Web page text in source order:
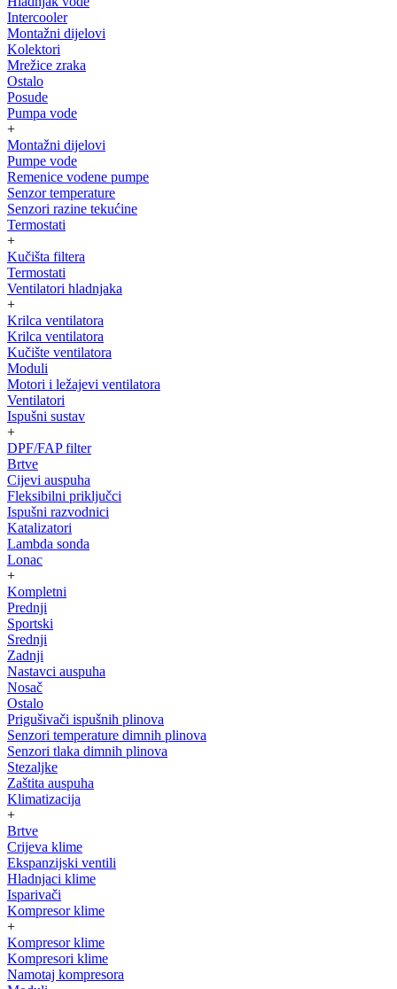
Intercooler
Montažni dijelovi
Kolektori
Mrežice zraka
Ostalo
Posude
Pumpa vode
+
Montažni dijelovi
Pumpe vode
Remenice vodene pumpe
Senzor temperature
Senzori razine tekućine
Termostati
+
Kučišta filtera
Termostati
Ventilatori hladnjaka
+
Krilca ventilatora
Krilca ventilatora
Kučište ventilatora
Moduli
Motori i ležajevi ventilatora
Ventilatori
Ispušni sustav
+
DPF/FAP filter
Brtve
Cijevi auspuha
Fleksibilni priključci
Ispušni razvodnici
Katalizatori
Lambda sonda
Lonac
+
Kompletni
Prednji
Sportski
Srednji
Zadnji
Nastavci auspuha
Nosač
Ostalo
Prigušivači ispušnih plinova
Senzori temperature dimnih plinova
Senzori tlaka dimnih plinova
Stezaljke
Zaštita auspuha
Klimatizacija
+
Brtve
Crijeva klime
Ekspanzijski ventili
Hladnjaci klime
Isparivači
Kompresor klime
+
Kompresor klime
Kompresori klime
Namotaj kompresora